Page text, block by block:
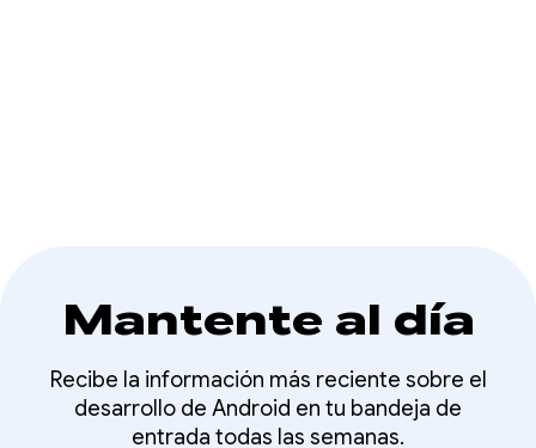
Mantente al día
Recibe la información más reciente sobre el
desarrollo de Android en tu bandeja de
entrada todas las semanas.